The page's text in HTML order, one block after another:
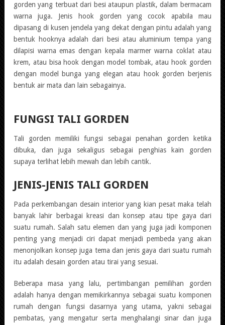
gorden yang terbuat dari besi ataupun plastik, dalam bermacam
warna juga. Jenis hook gorden yang cocok apabila mau
dipasang di kusen jendela yang dekat dengan pintu adalah yang
bentuk hooknya adalah dari besi atau aluminium tempa yang
dilapisi warna emas dengan kepala marmer warna coklat atau
krem, atau bisa hook dengan model tombak, atau hook gorden
dengan model bunga yang elegan atau hook gorden berjenis
bentuk air mata dan lain sebagainya.
FUNGSI TALI GORDEN
Tali gorden memiliki fungsi sebagai penahan gorden ketika
dibuka, dan juga sekaligus sebagai penghias kain gorden
supaya terlihat lebih mewah dan lebih cantik.
JENIS-JENIS TALI GORDEN
Pada perkembangan desain interior yang kian pesat maka telah
banyak lahir berbagai kreasi dan konsep atau tipe gaya dari
suatu rumah. Salah satu elemen dan yang juga jadi komponen
penting yang menjadi ciri dapat menjadi pembeda yang akan
menonjolkan konsep juga tema dan jenis gaya dari suatu rumah
itu adalah desain gorden atau tirai yang sesuai.
Beberapa masa yang lalu, pertimbangan pemilihan gorden
adalah hanya dengan memikirkannya sebagai suatu komponen
rumah dengan fungsi dasarnya yang utama, yakni sebagai
pembatas, yang mengatur serta menghalangi sinar dan juga